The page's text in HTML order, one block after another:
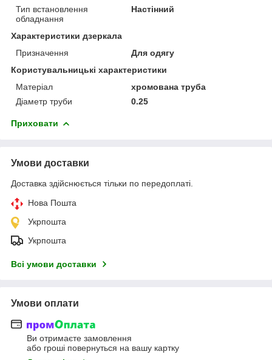
Тип встановлення
обладнання
Настінний
Характеристики дзеркала
Призначення
Для одягу
Користувальницькі характеристики
Матеріал
хромована труба
Діаметр труби
0.25
Приховати
Умови доставки
Доставка здійснюється тільки по передоплаті.
Нова Пошта
Укрпошта
Укрпошта
Всі умови доставки
Умови оплати
Ви отримаєте замовлення
або гроші повернуться на вашу картку